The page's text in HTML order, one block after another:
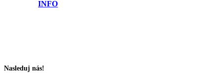
INFO
Nasleduj nás!